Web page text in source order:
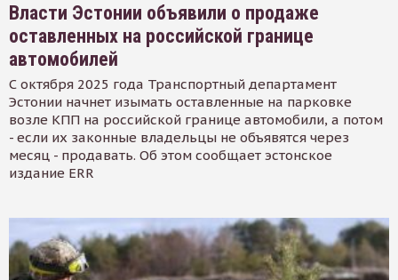
Власти Эстонии объявили о продаже
оставленных на российской границе
автомобилей
С октября 2025 года Транспортный департамент
Эстонии начнет изымать оставленные на парковке
возле КПП на российской границе автомобили, а потом
- если их законные владельцы не объявятся через
месяц - продавать. Об этом сообщает эстонское
издание ERR